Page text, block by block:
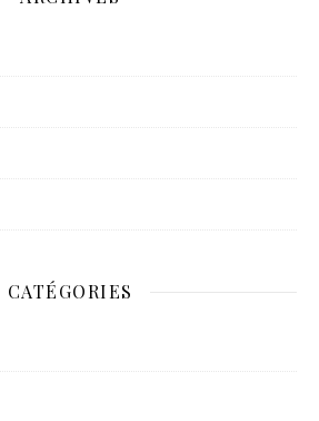
CATÉGORIES